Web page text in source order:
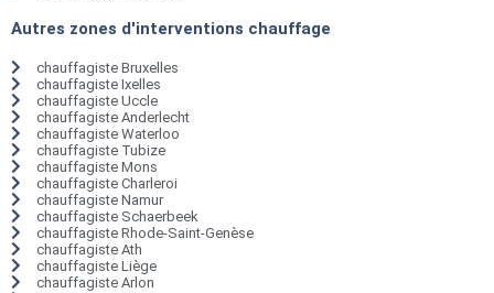
Autres zones d'interventions chauffage
chauffagiste Bruxelles
chauffagiste Ixelles
chauffagiste Uccle
chauffagiste Anderlecht
chauffagiste Waterloo
chauffagiste Tubize
chauffagiste Mons
chauffagiste Charleroi
chauffagiste Namur
chauffagiste Schaerbeek
chauffagiste Rhode-Saint-Genèse
chauffagiste Ath
chauffagiste Liège
chauffagiste Arlon